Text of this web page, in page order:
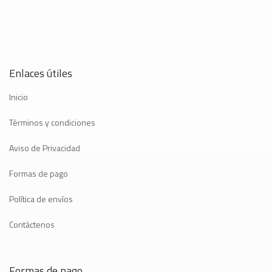
Enlaces útiles
Inicio
Términos y condiciones
Aviso de Privacidad
Formas de pago
Política de envíos
Contáctenos